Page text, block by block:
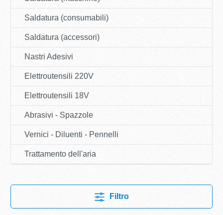
Saldatura (consumabili)
Saldatura (accessori)
Nastri Adesivi
Elettroutensili 220V
Elettroutensili 18V
Abrasivi - Spazzole
Vernici - Diluenti - Pennelli
Trattamento dell'aria
Filtro